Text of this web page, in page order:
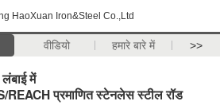
HaoXuan Iron&Steel Co.,Ltd
वीडियो हमारे बारे में >>
में
प्रमाणित स्टेनलेस स्टील रॉड